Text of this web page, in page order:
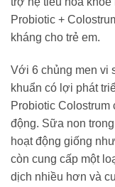
Probiotic +
kháng cho trẻ em.
Với 6 chủng men vi
khuẩn có lợi phát
Probiotic
động. Sữa non
hoạt động giống
còn cung cấp một
dịch nhiều hơn và